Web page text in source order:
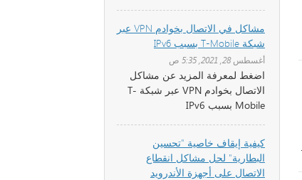
مشاكل في الاتصال بخوادم VPN عبر
شبكة T-Mobile بسبب IPv6
أغسطس 28, 2021, 5:35 ص
اضغط لمعرفة المزيد عن مشاكل
الاتصال بخوادم VPN عبر شبكة T-
Mobile بسبب IPv6
كيفية إيقاف خاصية "تحسين
البطارية" لحل مشاكل انقطاع
الاتصال على أجهزة الأندرويد